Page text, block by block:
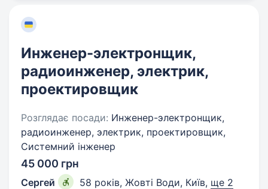
Инженер-электронщик,
радиоинженер, электрик,
проектировщик
Розглядає посади: Инженер-электронщик,
радиоинженер, электрик, проектировщик,
Системний інженер
45 000 грн
Сергей 58 років, Жовті Води, Київ, ще 2